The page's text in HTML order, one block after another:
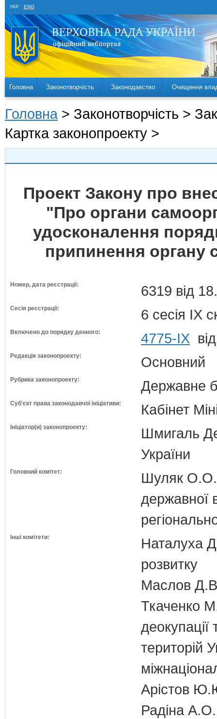
УКР ENG
Головна Законотворчість Законодавство Очищення
Головна > Законотворчість >
Картка законопроекту >
Проект Закону про
"Про органи
удосконалення
припинення органу
Номер, дата реєстрації: 6319 від
Сесія реєстрації: 6 сесія IX
Включено до порядку денного: 4775-IX
Редакція законопроекту: Основний
Рубрика законопроекту: Державне
Суб'єкт права законодавчої ініціативи: Кабінет
Ініціатор(и) законопроекту:
Шмигаль
України
Головний комітет:
Шуляк О.О.
державної
Інші комітети:
Наталуха
розвитку
Маслов Д.В.
Ткаченко
деокупації
територій
Арістов
Радіна А.О.